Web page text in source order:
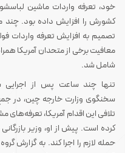
خود، تعرفه واردات ماشین
کشورش را افزایش داده بود. چند
تصمیم به افزایش تعرفه واردات
معافیت برخی از متحدان آمریکا
شامل شد.
تنها چند ساعت پس از اجرایی
سخنگوی وزارت خارجه چین، در جمع
تلافی این اقدام آمریکا،
کرده است. پیش از او، وزیر
حمله لازم را اجرا کند. به گزارش